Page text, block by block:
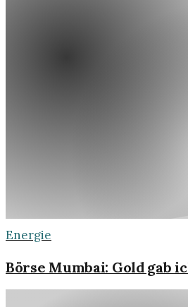
Energie
Börse Mumbai: Gold gab